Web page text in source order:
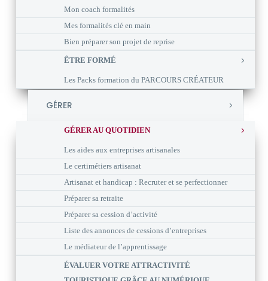
Mon coach formalités
Mes formalités clé en main
Bien préparer son projet de reprise
ÊTRE FORMÉ
Les Packs formation du PARCOURS CRÉATEUR
GÉRER
GÉRER AU QUOTIDIEN
Les aides aux entreprises artisanales
Le certimétiers artisanat
Artisanat et handicap : Recruter et se perfectionner
Préparer sa retraite
Préparer sa cession d’activité
Liste des annonces de cessions d’entreprises
Le médiateur de l’apprentissage
ÉVALUER VOTRE ATTRACTIVITÉ